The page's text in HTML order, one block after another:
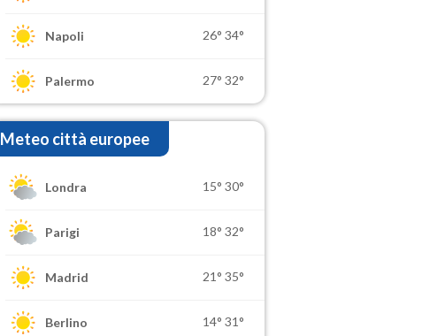
Napoli 26° 34°
Palermo 27° 32°
Meteo città europee
Londra 15° 30°
Parigi 18° 32°
Madrid 21° 35°
Berlino 14° 31°